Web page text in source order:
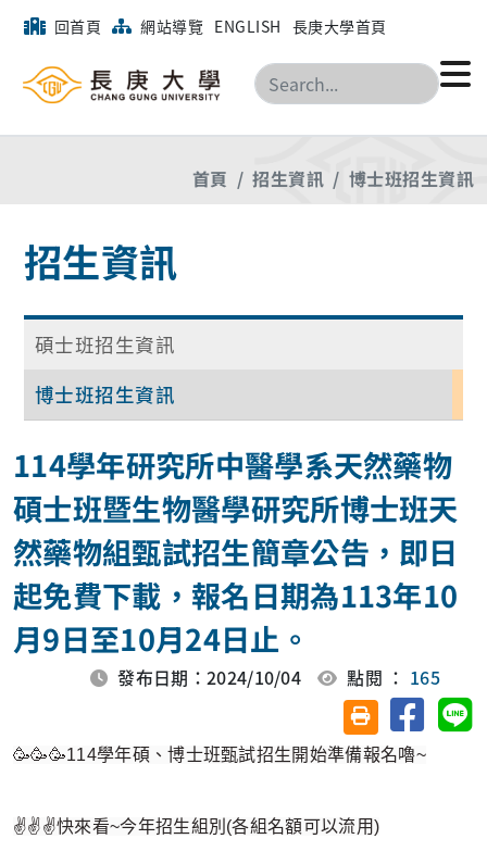
回首頁 網站導覽 ENGLISH 長庚大學首頁
搜尋
首頁 招生資訊 博士班招生資訊
招生資訊
碩士班招生資訊
博士班招生資訊
114學年研究所中醫學系天然藥物
碩士班暨生物醫學研究所博士班天
然藥物組甄試招生簡章公告，即日
起免費下載，報名日期為113年10
月9日至10月24日止。
發布日期：2024/10/04 點閱 ： 165
友善列印(另開視
分享至
🥳🥳🥳114學年碩、博士班甄試招生開始準備報名嚕~
✌️✌️✌️快來看~今年招生組別(各組名額可以流用)